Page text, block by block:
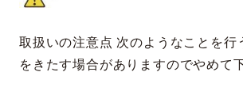
取扱いの注意点 次のようなことを行
をきたす場合がありますのでやめて